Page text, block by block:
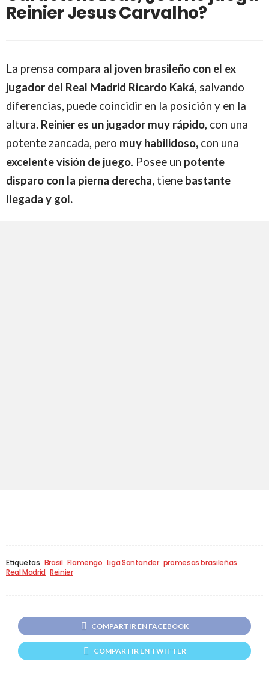
Reinier Jesus Carvalho?
La prensa compara al joven brasileño con el ex
jugador del Real Madrid Ricardo Kaká, salvando
diferencias, puede coincidir en la posición y en la
altura. Reinier es un jugador muy rápido, con una
potente zancada, pero muy habilidoso, con una
excelente visión de juego. Posee un potente
disparo con la pierna derecha, tiene bastante
llegada y gol.
Etiquetas Brasil Flamengo Liga Santander promesas brasileñas
Real Madrid Reinier
COMPARTIR EN FACEBOOK
COMPARTIR EN TWITTER